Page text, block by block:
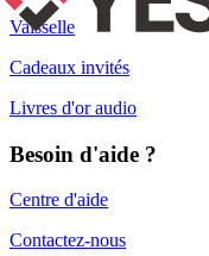
Vaisselle
Cadeaux invités
Livres d'or audio
Besoin d'aide ?
Centre d'aide
Contactez-nous